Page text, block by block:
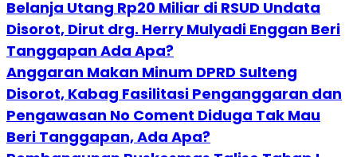
Belanja Utang Rp20 Miliar di RSUD Undata
Disorot, Dirut drg. Herry Mulyadi Enggan Beri
Tanggapan Ada Apa?
Anggaran Makan Minum DPRD Sulteng
Disorot, Kabag Fasilitasi Penganggaran dan
Pengawasan No Coment Diduga Tak Mau
Beri Tanggapan, Ada Apa?